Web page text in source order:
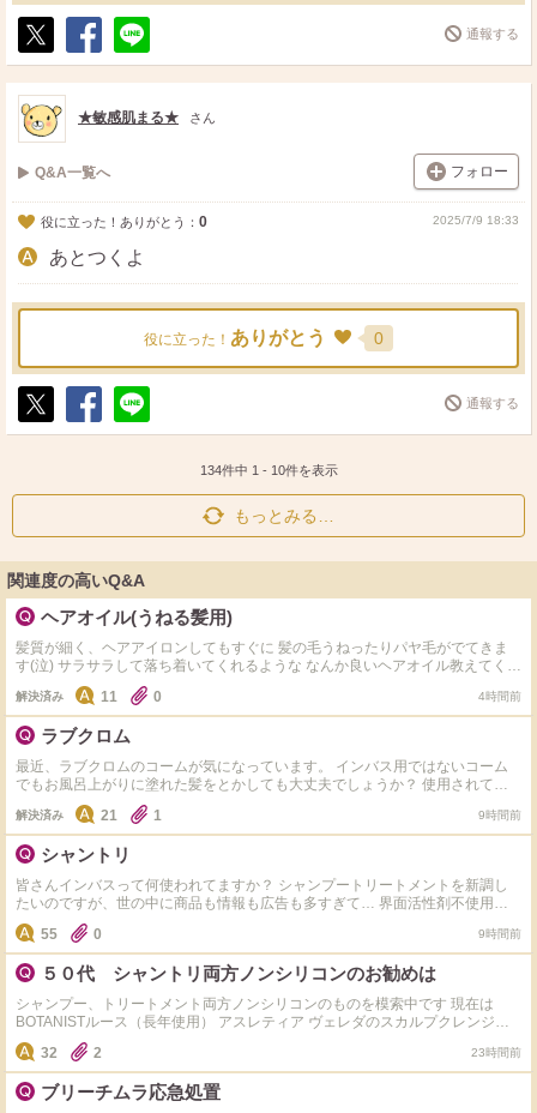
ポ
ス
ト
シ
ェ
送
る
通報する
★敏感肌まる★ さん
Q&A一覧へ フォロー
役に立った！ありがとう： 0 2025/7/9 18:33
あとつくよ
役に立った！ ありがとう 0
ポ
シ
送
通報する
134件中 1 - 10件を表示
もっとみる…
関連度の高いQ&A
ヘアオイル(うねる髪用)
髪質が細く、ヘアアイロンしてもすぐに 髪の毛うねったりパヤ毛がでてきま
す(泣) サラサラして落ち着いてくれるような なんか良いヘアオイル教えてくだ
解決済み 11 0 4時間前
ラブクロム
最近、ラブクロムのコームが気になっています。 インバス用ではないコーム
でもお風呂上がりに塗れた髪をとかしても大丈夫でしょうか？ 使用されてい
る方どうされてますか？
解決済み 21 1 9時間前
シャントリ
皆さんインバスって何使われてますか？ シャンプートリートメントを新調し
たいのですが、世の中に商品も情報も広告も多すぎて… 界面活性剤不使用や
ノンシリコン、アミノ酸系など色々ありますが、 一旦皆さまのご愛用のもの
やおすすめを知りたいです。 併せてご自身の髪質や、好きな仕上がりも教え
ていただけると嬉しいです。 よろしくお願いします。 個人的には毛量過多の
ため仕上がりはしっとりが好みです。同志の方いらっしゃいましたら是非お願
いします。
55 0 9時間前
５０代 シャントリ両方ノンシリコンのお勧めは
シャンプー、トリートメント両方ノンシリコンのものを模索中です 現在は
BOTANISTルース（長年使用） アスレティア ヴェレダのスカルプクレンジン
グを 使用中です 基本的にはトリートメントはシリコンありでもいいかも派で
すが、 現在訳あってノンシリコンにしています。 ただシャンプーはノンシリ
コンでも トリートメントはシリコン入りの商品も多くて、中々新規開拓でき
ません。 皆さまのお勧めがあれば教えていただきたいです！
32 2 23時間前
ブリーチムラ応急処置